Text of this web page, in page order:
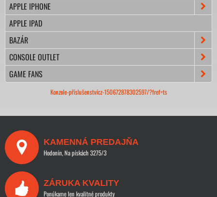
APPLE IPHONE
APPLE IPAD
BAZÁR
CONSOLE OUTLET
GAME FANS
Konzole-příslušenstvícz-150672878302597/?fref=ts
KAMENNÁ PREDAJŇA
Hodonín, Na pískách 3275/3
ZÁRUKA KVALITY
Ponúkame len kvalitné produkty